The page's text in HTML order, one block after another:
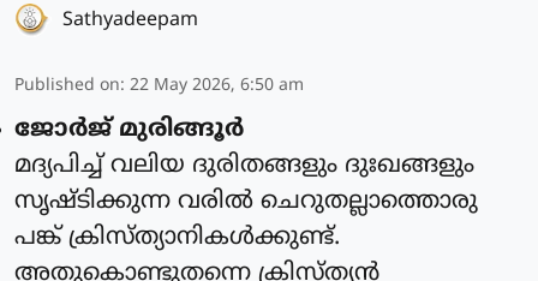
Sathyadeepam
Published on: 22 May 2026, 6:50 am
ജോർജ് മുരിങ്ങൂർ
മദ്യപിച്ച് വലിയ ദുരിതങ്ങളും ദുഃഖങ്ങളും
സൃഷ്ടിക്കുന്ന വരിൽ ചെറുതല്ലാത്തൊരു
പങ്ക് ക്രിസ്ത്യാനികൾക്കുണ്ട്.
അതുകൊണ്ടുതന്നെ ക്രിസ്ത്യൻ